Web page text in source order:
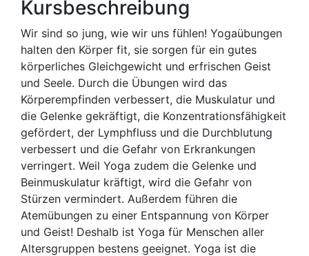
Kursbeschreibung
Wir sind so jung, wie wir uns fühlen! Yogaübungen
halten den Körper fit, sie sorgen für ein gutes
körperliches Gleichgewicht und erfrischen Geist
und Seele. Durch die Übungen wird das
Körperempfinden verbessert, die Muskulatur und
die Gelenke gekräftigt, die Konzentrationsfähigkeit
gefördert, der Lymphfluss und die Durchblutung
verbessert und die Gefahr von Erkrankungen
verringert. Weil Yoga zudem die Gelenke und
Beinmuskulatur kräftigt, wird die Gefahr von
Stürzen vermindert. Außerdem führen die
Atemübungen zu einer Entspannung von Körper
und Geist! Deshalb ist Yoga für Menschen aller
Altersgruppen bestens geeignet. Yoga ist die